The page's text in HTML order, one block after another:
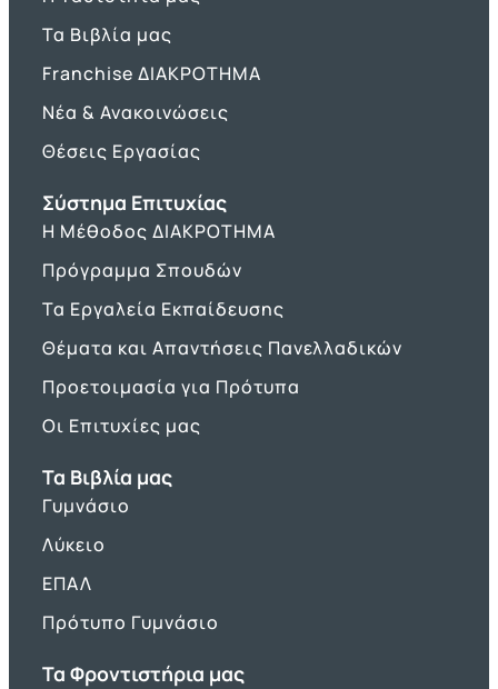
Τα Βιβλία μας
Franchise ΔΙΑΚΡΟΤΗΜΑ
Νέα & Ανακοινώσεις
Θέσεις Εργασίας
Σύστημα Επιτυχίας
Η Μέθοδος ΔΙΑΚΡΟΤΗΜΑ
Πρόγραμμα Σπουδών
Τα Εργαλεία Εκπαίδευσης
Θέματα και Απαντήσεις Πανελλαδικών
Προετοιμασία για Πρότυπα
Οι Επιτυχίες μας
Τα Βιβλία μας
Γυμνάσιο
Λύκειο
ΕΠΑΛ
Πρότυπο Γυμνάσιο
Τα Φροντιστήρια μας